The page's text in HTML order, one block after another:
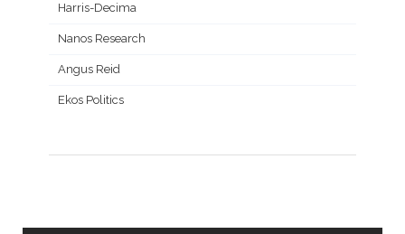
Harris-Decima
Nanos Research
Angus Reid
Ekos Politics